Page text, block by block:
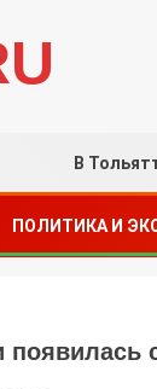
В
ПОЛИТИКА И